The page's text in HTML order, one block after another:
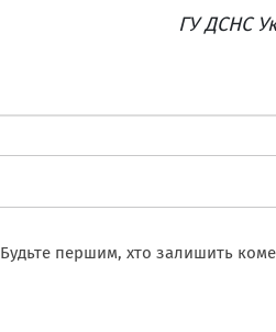
ГУ ДСНС
Будьте першим, хто залишить